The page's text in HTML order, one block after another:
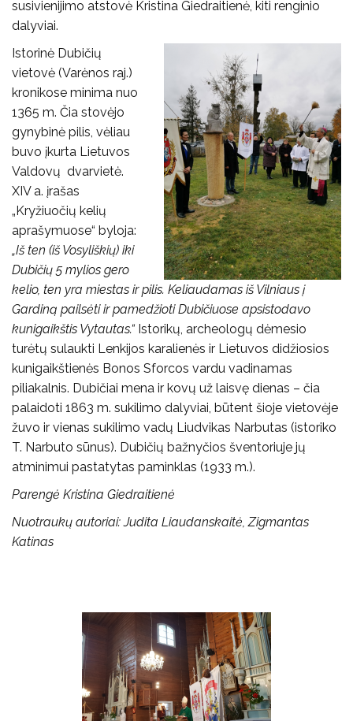
susivienijimo atstovė Kristina Giedraitienė, kiti renginio
dalyviai.
Istorinė Dubičių
vietovė (Varėnos raj.)
kronikose minima nuo
1365 m. Čia stovėjo
gynybinė pilis, vėliau
buvo įkurta Lietuvos
Valdovų dvarvietė.
XIV a. įrašas
„Kryžiuočių kelių
aprašymuose“ byloja:
„Iš ten (iš Vosyliškių) iki
Dubičių 5 mylios gero
kelio, ten yra miestas ir pilis. Keliaudamas iš Vilniaus į
Gardiną pailsėti ir pamedžioti Dubičiuose apsistodavo
kunigaikštis Vytautas.“ Istorikų, archeologų dėmesio
turėtų sulaukti Lenkijos karalienės ir Lietuvos didžiosios
kunigaikštienės Bonos Sforcos vardu vadinamas
piliakalnis. Dubičiai mena ir kovų už laisvę dienas – čia
palaidoti 1863 m. sukilimo dalyviai, būtent šioje vietovėje
žuvo ir vienas sukilimo vadų Liudvikas Narbutas (istoriko
T. Narbuto sūnus). Dubičių bažnyčios šventoriuje jų
atminimui pastatytas paminklas (1933 m.).
Parengė Kristina Giedraitienė
Nuotraukų autoriai: Judita Liaudanskaitė, Zigmantas
Katinas